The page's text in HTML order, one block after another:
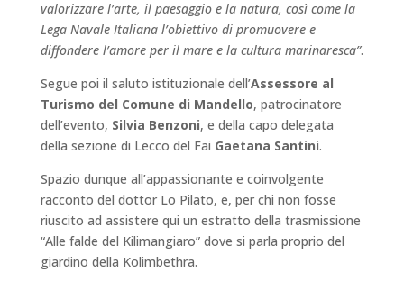
valorizzare l’arte, il paesaggio e la natura, così come la
Lega Navale Italiana l’obiettivo di promuovere e
diffondere l’amore per il mare e la cultura marinaresca”.
Segue poi il saluto istituzionale dell’Assessore al
Turismo del Comune di Mandello, patrocinatore
dell’evento, Silvia Benzoni, e della capo delegata
della sezione di Lecco del Fai Gaetana Santini.
Spazio dunque all’appassionante e coinvolgente
racconto del dottor Lo Pilato, e, per chi non fosse
riuscito ad assistere qui un estratto della trasmissione
“Alle falde del Kilimangiaro” dove si parla proprio del
giardino della Kolimbethra.